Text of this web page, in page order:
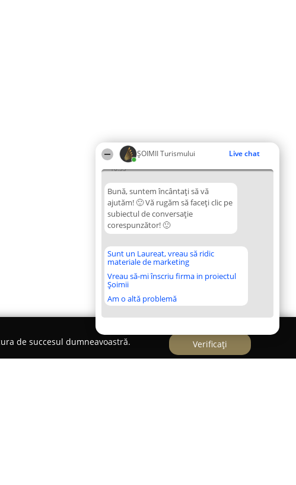
ȘOIMII Turismului Live chat
10:35
Bună, suntem încântați să vă
ajutăm! 🙂 Vă rugăm să faceți clic pe
subiectul de conversație
corespunzător! 🙂
Sunt un Laureat, vreau să ridic
materiale de marketing
Vreau să-mi înscriu firma in proiectul
Șoimii
Am o altă problemă
de succesul dumneavoastră.
Verificați